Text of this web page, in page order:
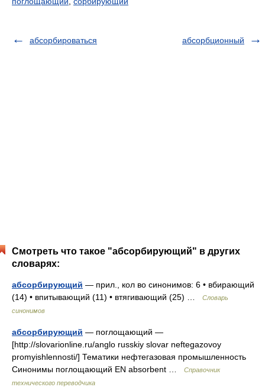
абсорбироваться абсорбционный
Смотреть что такое "абсорбирующий" в других
словарях:
абсорбирующий — прил., кол во синонимов: 6 • вбирающий
(14) • впитывающий (11) • втягивающий (25) …
Словарь
синонимов
абсорбирующий — поглощающий —
[http://slovarionline.ru/anglo russkiy slovar neftegazovoy
promyishlennosti/] Тематики нефтегазовая промышленность
Синонимы поглощающий EN absorbent …
Справочник
технического переводчика